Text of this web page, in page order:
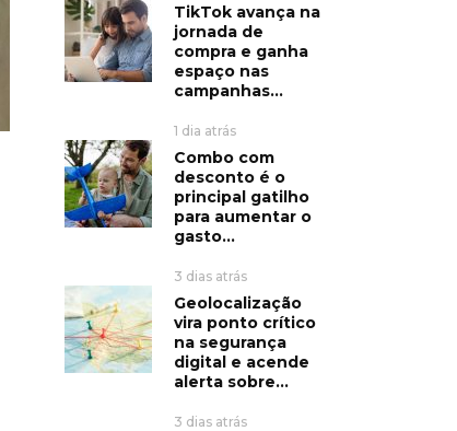
TikTok avança na
jornada de
compra e ganha
espaço nas
campanhas...
1 dia atrás
Combo com
desconto é o
principal gatilho
para aumentar o
gasto...
3 dias atrás
Geolocalização
vira ponto crítico
na segurança
digital e acende
alerta sobre...
3 dias atrás